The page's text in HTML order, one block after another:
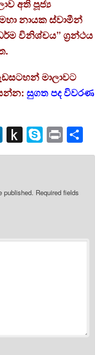
අති පූජ්‍ය
නායක ස්වාමීන්
විනිශ්චය” ග්‍රන්ථය
මාලාවට
සුගත පද විවරණ
LinkedIn
Push
to
Skype
Print
published. Required fields